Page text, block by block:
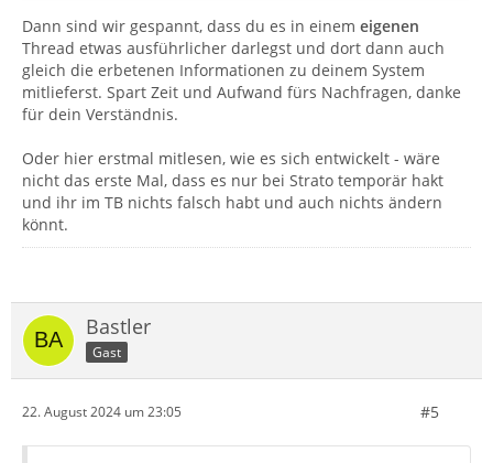
Dann sind wir gespannt, dass du es in einem eigenen
Thread etwas ausführlicher darlegst und dort dann auch
gleich die erbetenen Informationen zu deinem System
mitlieferst. Spart Zeit und Aufwand fürs Nachfragen, danke
für dein Verständnis.
Oder hier erstmal mitlesen, wie es sich entwickelt - wäre
nicht das erste Mal, dass es nur bei Strato temporär hakt
und ihr im TB nichts falsch habt und auch nichts ändern
könnt.
Bastler
Gast
22. August 2024 um 23:05 #5